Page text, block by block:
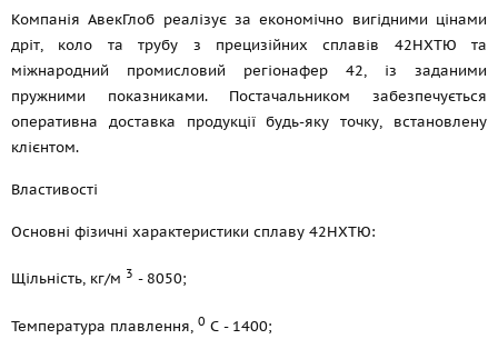
Компанія АвекГлоб реалізує за економічно вигідними цінами
дріт, коло та трубу з прецизійних сплавів 42НХТЮ та
міжнародний промисловий регіонафер 42, із заданими
пружними показниками. Постачальником забезпечується
оперативна доставка продукції будь-яку точку, встановлену
клієнтом.
Властивості
Основні фізичні характеристики сплаву 42НХТЮ:
Щільність, кг/м 3 - 8050;
Температура плавлення, 0 С - 1400;